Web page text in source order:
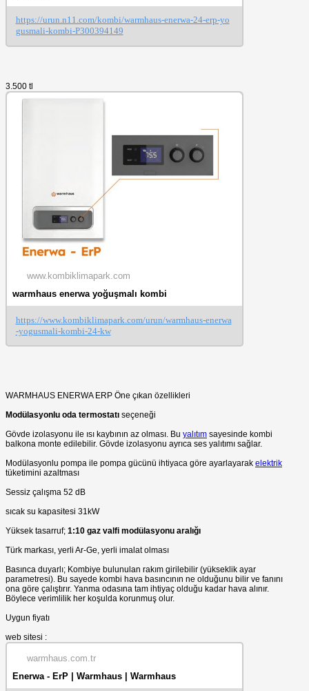
https://urun.n11.com/kombi/warmhaus-enerwa-24-erp-yo
gusmali-kombi-P300394149
3.500 tl
www.kombiklimapark.com
warmhaus enerwa yoğuşmalı kombi
https://www.kombiklimapark.com/urun/warmhaus-enerwa
-yogusmali-kombi-24-kw
WARMHAUS ENERWA ERP Öne çıkan özellikleri
Modülasyonlu oda termostatı seçeneği
Gövde izolasyonu ile ısı kaybının az olması. Bu yalıtım sayesinde kombi
balkona monte edilebilir. Gövde izolasyonu ayrıca ses yalıtımı sağlar.
Modülasyonlu pompa ile pompa gücünü ihtiyaca göre ayarlayarak elektrik
tüketimini azaltması
Sessiz çalışma 52 dB
sıcak su kapasitesi 31kW
Yüksek tasarruf; 1:10 gaz valfi modülasyonu aralığı
Türk markası, yerli Ar-Ge, yerli imalat olması
Basınca duyarlı; Kombiye bulunulan rakım girilebilir (yükseklik ayar
parametresi). Bu sayede kombi hava basıncının ne olduğunu bilir ve fanını
ona göre çalıştırır. Yanma odasına tam ihtiyaç olduğu kadar hava alınır.
Böylece verimlilik her koşulda korunmuş olur.
Uygun fiyatı
web sitesi :
warmhaus.com.tr
Enerwa - ErP | Warmhaus | Warmhaus